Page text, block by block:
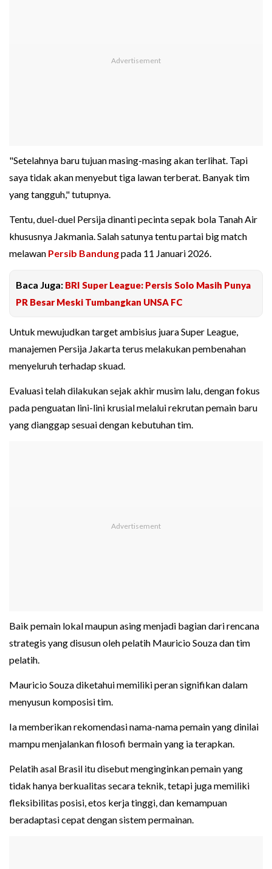
"Setelahnya baru tujuan masing-masing akan terlihat. Tapi
saya tidak akan menyebut tiga lawan terberat. Banyak tim
yang tangguh," tutupnya.
Tentu, duel-duel Persija dinanti pecinta sepak bola Tanah Air
khususnya Jakmania. Salah satunya tentu partai big match
melawan Persib Bandungpada 11 Januari 2026.
Baca Juga: BRI Super League: Persis Solo Masih Punya
PR Besar Meski Tumbangkan UNSA FC
Untuk mewujudkan target ambisius juara Super League,
manajemen Persija Jakarta terus melakukan pembenahan
menyeluruh terhadap skuad.
Evaluasi telah dilakukan sejak akhir musim lalu, dengan fokus
pada penguatan lini-lini krusial melalui rekrutan pemain baru
yang dianggap sesuai dengan kebutuhan tim.
Baik pemain lokal maupun asing menjadi bagian dari rencana
strategis yang disusun oleh pelatih Mauricio Souza dan tim
pelatih.
Mauricio Souza diketahui memiliki peran signifikan dalam
menyusun komposisi tim.
Ia memberikan rekomendasi nama-nama pemain yang dinilai
mampu menjalankan filosofi bermain yang ia terapkan.
Pelatih asal Brasil itu disebut menginginkan pemain yang
tidak hanya berkualitas secara teknik, tetapi juga memiliki
fleksibilitas posisi, etos kerja tinggi, dan kemampuan
beradaptasi cepat dengan sistem permainan.